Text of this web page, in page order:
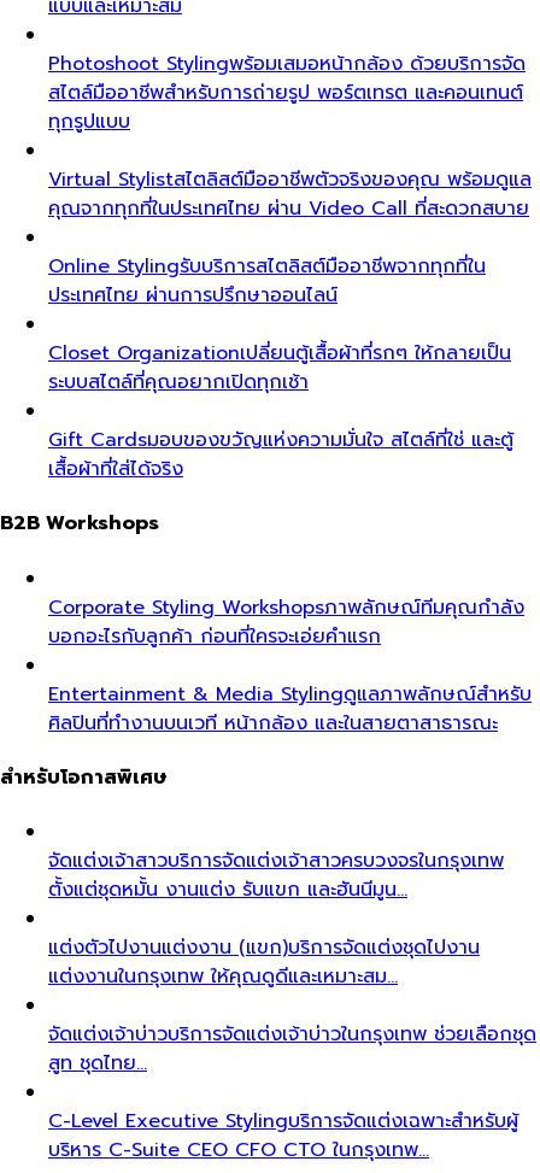
แบบและเหมาะสม
Photoshoot Stylingพร้อมเสมอหน้ากล้อง ด้วยบริการจัด
สไตล์มืออาชีพสำหรับการถ่ายรูป พอร์ตเทรต และคอนเทนต์
ทุกรูปแบบ
Virtual Stylistสไตลิสต์มืออาชีพตัวจริงของคุณ พร้อมดูแล
คุณจากทุกที่ในประเทศไทย ผ่าน Video Call ที่สะดวกสบาย
Online Stylingรับบริการสไตลิสต์มืออาชีพจากทุกที่ใน
ประเทศไทย ผ่านการปรึกษาออนไลน์
Closet Organizationเปลี่ยนตู้เสื้อผ้าที่รกๆ ให้กลายเป็น
ระบบสไตล์ที่คุณอยากเปิดทุกเช้า
Gift Cardsมอบของขวัญแห่งความมั่นใจ สไตล์ที่ใช่ และตู้
เสื้อผ้าที่ใส่ได้จริง
B2B Workshops
Corporate Styling Workshopsภาพลักษณ์ทีมคุณกำลัง
บอกอะไรกับลูกค้า ก่อนที่ใครจะเอ่ยคำแรก
Entertainment & Media Stylingดูแลภาพลักษณ์สำหรับ
ศิลปินที่ทำงานบนเวที หน้ากล้อง และในสายตาสาธารณะ
สำหรับโอกาสพิเศษ
จัดแต่งเจ้าสาวบริการจัดแต่งเจ้าสาวครบวงจรในกรุงเทพ
ตั้งแต่ชุดหมั้น งานแต่ง รับแขก และฮันนีมูน…
แต่งตัวไปงานแต่งงาน (แขก)บริการจัดแต่งชุดไปงาน
แต่งงานในกรุงเทพ ให้คุณดูดีและเหมาะสม…
จัดแต่งเจ้าบ่าวบริการจัดแต่งเจ้าบ่าวในกรุงเทพ ช่วยเลือกชุด
สูท ชุดไทย…
C-Level Executive Stylingบริการจัดแต่งเฉพาะสำหรับผู้
บริหาร C-Suite CEO CFO CTO ในกรุงเทพ…